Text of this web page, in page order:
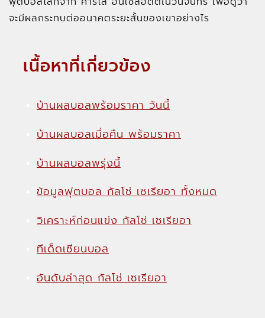
จะมีผลกระทบต่ออนาคตระยะสั้นของเขาอย่างไร
เนื้อหาที่เกี่ยวข้อง
บ้านผลบอลพร้อมราคา วันนี้
บ้านผลบอลเมื่อคืน พร้อมราคา
บ้านผลบอลพรุ่งนี้
ข้อมูลฟุตบอล กัลโช่ เซเรียอา ทั้งหมด
วิเคราะห์ก่อนแข่ง กัลโช่ เซเรียอา
ทีเด็ดเซียนบอล
อันดับล่าสุด กัลโช่ เซเรียอา